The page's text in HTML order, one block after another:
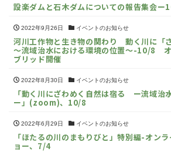
設楽ダムと石木ダムについての報告集会ー
2022年9月26日 イベントのお知らせ
河川工作物と生き物の関わり 動く川に「
～流域治水における環境の位置～-10/8
ブリッド開催
2022年8月30日 イベントのお知らせ
「動く川にざわめく自然は宿る ー流域治
ー」(zoom)、10/8
2022年6月29日 イベントのお知らせ
「ほたるの川のまもりびと」特別編-オン
ョー、7/4